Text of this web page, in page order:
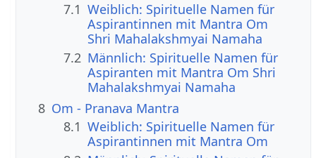
7.1 Weiblich: Spirituelle Namen für
Aspirantinnen mit Mantra Om
Shri Mahalakshmyai Namaha
7.2 Männlich: Spirituelle Namen für
Aspiranten mit Mantra Om Shri
Mahalakshmyai Namaha
8 Om - Pranava Mantra
8.1 Weiblich: Spirituelle Namen für
Aspirantinnen mit Mantra Om